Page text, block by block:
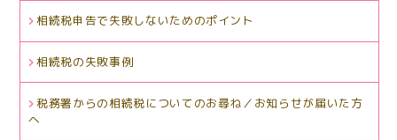
相続税申告で失敗しないためのポイント
相続税の失敗事例
税務署からの相続税についてのお尋ね／お知らせが届いた方
へ